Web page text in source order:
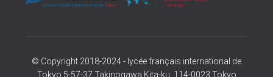
© Copyright 2018-2024 - lycée français international de
Tokyo 5-57-37 Takinogawa Kita-ku, 114-0023 Tokyo